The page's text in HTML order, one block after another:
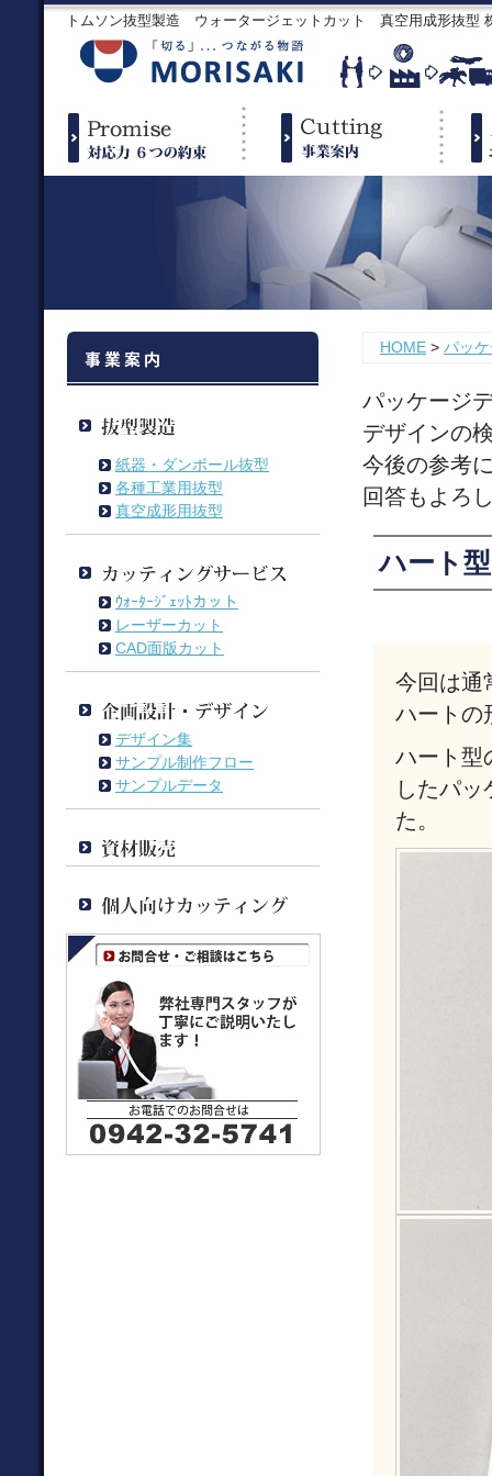
トムソン抜型製造 ウォータージェットカット 真空用成形抜
紙器・ダンボール抜型
各種工業用抜型
真空成形用抜型
ｳｫｰﾀｰｼﾞｪｯﾄカット
レーザーカット
CAD面版カット
デザイン集
サンプル制作フロー
サンプルデータ
HOME > パッ
パッケージ
デザインの
今後の参考
回答もよろ
ハート
今回は通
ハートの
ハート型
したパ
た。